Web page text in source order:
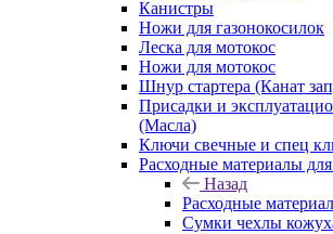
Канистры
Ножи для газонокосилок
Леска для мотокос
Ножи для мотокос
Шнур стартера (Канат
Присадки и
(Масла)
Ключи свечные и спец
Расходные материалы
Назад
Расходные
Сумки чехлы